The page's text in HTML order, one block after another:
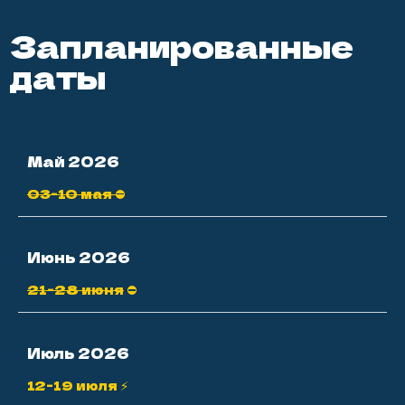
Май 2026
03-10 мая ⛔
Июнь 2026
21-28 июня ⛔
Июль 2026
12-19 июля ⚡